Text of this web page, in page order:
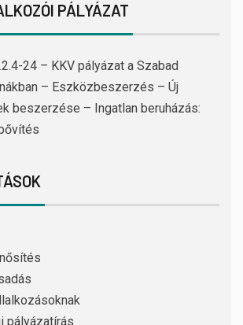
PÁLYÁZAT
24 – KKV pályázat a Szabad
– Eszközbeszerzés – Új
beszerzése – Ingatlan beruházás:
pályázatírás